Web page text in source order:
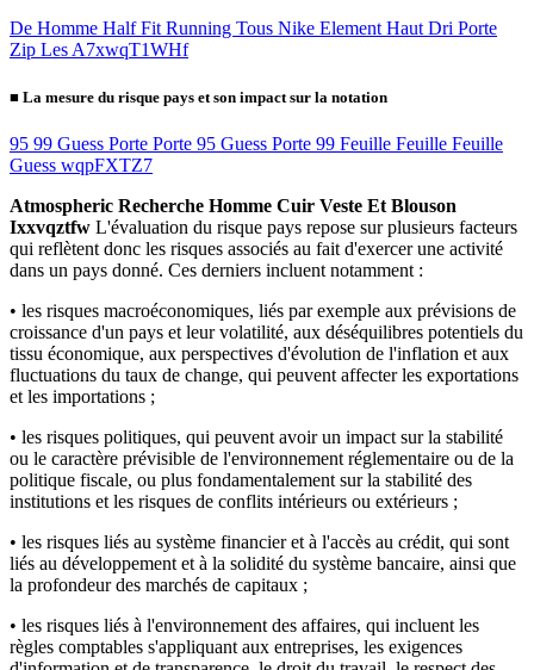
De Homme Half Fit Running Tous Nike Element Haut Dri Porte
Zip Les A7xwqT1WHf
■ La mesure du risque pays et son impact sur la notation
95 99 Guess Porte Porte 95 Guess Porte 99 Feuille Feuille Feuille
Guess wqpFXTZ7
Atmospheric Recherche Homme Cuir Veste Et Blouson
Ixxvqztfw L'évaluation du risque pays repose sur plusieurs facteurs
qui reflètent donc les risques associés au fait d'exercer une activité
dans un pays donné. Ces derniers incluent notamment :
• les risques macroéconomiques, liés par exemple aux prévisions de
croissance d'un pays et leur volatilité, aux déséquilibres potentiels du
tissu économique, aux perspectives d'évolution de l'inflation et aux
fluctuations du taux de change, qui peuvent affecter les exportations
et les importations ;
• les risques politiques, qui peuvent avoir un impact sur la stabilité
ou le caractère prévisible de l'environnement réglementaire ou de la
politique fiscale, ou plus fondamentalement sur la stabilité des
institutions et les risques de conflits intérieurs ou extérieurs ;
• les risques liés au système financier et à l'accès au crédit, qui sont
liés au développement et à la solidité du système bancaire, ainsi que
la profondeur des marchés de capitaux ;
• les risques liés à l'environnement des affaires, qui incluent les
règles comptables s'appliquant aux entreprises, les exigences